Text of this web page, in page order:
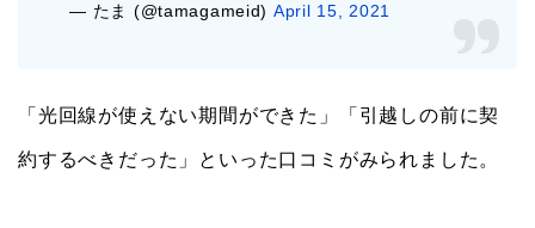
— たま (@tamagameid) April 15, 2021
「光回線が使えない期間ができた」「引越しの前に契
約するべきだった」といった口コミがみられました。